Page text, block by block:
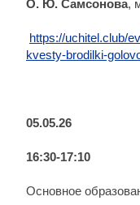
О. Ю. Самсонова,
https://uchitel.club/
kvesty-brodilki-
05.05.26
16:30-17:10
Основное